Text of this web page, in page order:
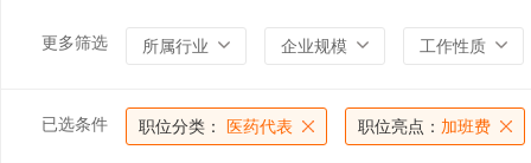
更多筛选 所属行业 企业规模 工作性质
已选条件 职位分类： 医药代表 职位亮点： 加班费